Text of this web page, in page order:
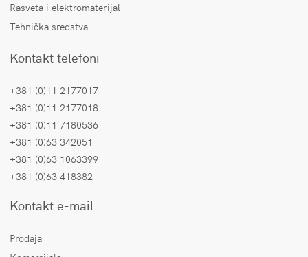
Rasveta i elektromaterijal
Tehnička sredstva
Kontakt telefoni
+381 (0)11 2177017
+381 (0)11 2177018
+381 (0)11 7180536
+381 (0)63 342051
+381 (0)63 1063399
+381 (0)63 418382
Kontakt e-mail
Prodaja